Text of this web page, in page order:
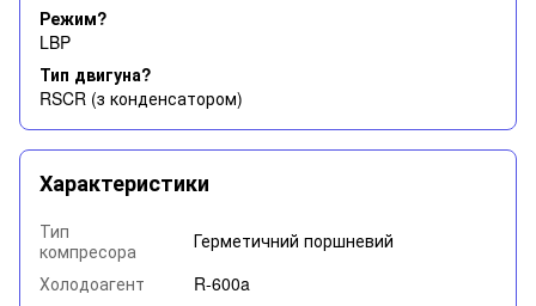
Режим?
LBP
Тип двигуна?
RSCR (з конденсатором)
Характеристики
Тип
компресора
Герметичний поршневий
Холодоагент
R-600a